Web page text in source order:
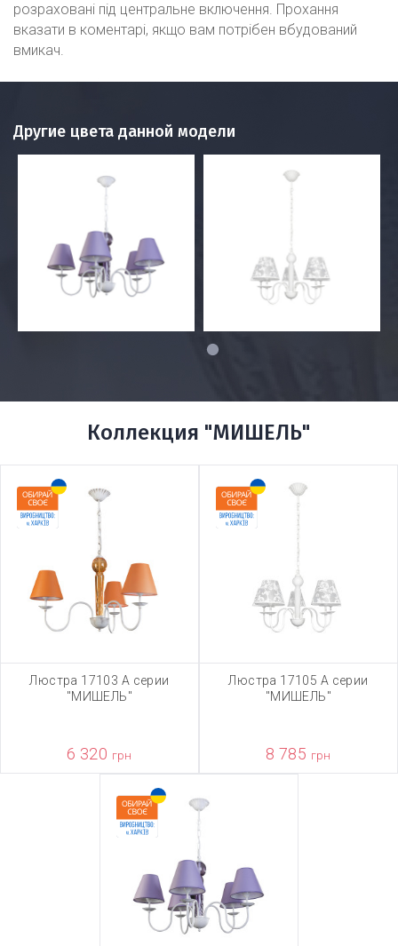
розраховані під центральне включення. Прохання
вказати в коментарі, якщо вам потрібен вбудований
вмикач.
Другие цвета данной модели
1
Коллекция "МИШЕЛЬ"
Люстра 17103 А серии
"МИШЕЛЬ"
6 320 грн
Люстра 17105 А серии
"МИШЕЛЬ"
8 785 грн